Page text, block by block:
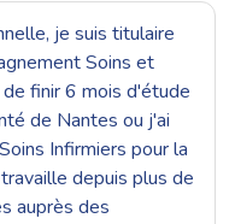
je suis titulaire
Soins et
finir 6 mois d'étude
de Nantes ou j'ai
Infirmiers pour la
depuis plus de
auprès des